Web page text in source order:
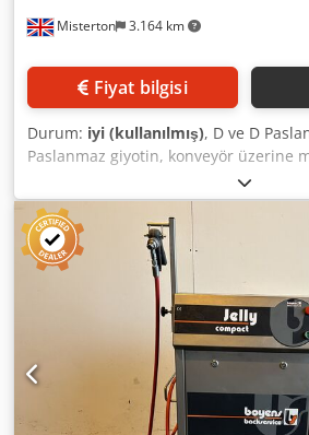
Misterton 3.164 km
Fiyat bilgisi
Durum: iyi (kullanılmış), D ve D
Paslanmaz giyotin, konveyör üzerine
önce kek ve bal peteği kesmek için
boyutları 2200mm x 640mm,
kesme süresi, değişken hız, 3Ph